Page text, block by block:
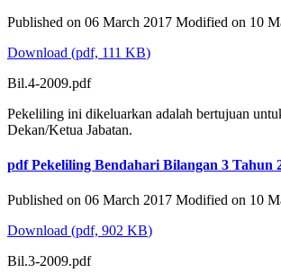
Published on 06 March 2017 Modified on 10
Download (pdf, 111 KB)
Bil.4-2009.pdf
Pekeliling ini dikeluarkan adalah bertujuan
Dekan/Ketua Jabatan.
pdf Pekeliling Bendahari Bilangan 3 Tahun
Published on 06 March 2017 Modified on 10
Download (pdf, 902 KB)
Bil.3-2009.pdf